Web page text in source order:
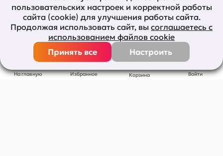
На главную Избранное Корзина Войти
8 800 7009 161 Заказать звонок
Наши социальные
сети
Все права защищены © 2011-2026bolshepodarkov.ru
пользовательских настроек и корректной работы
сайта (cookie) для улучшения работы сайта.
Продолжая использовать сайт, вы соглашаетесь с
использованием файлов cookie
Принять все
Настроить